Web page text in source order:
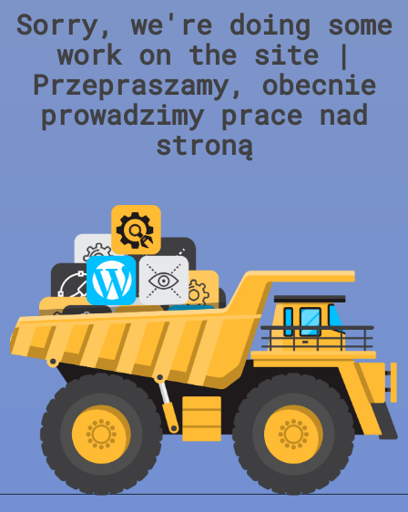
Sorry, we're doing some
work on the site |
Przepraszamy, obecnie
prowadzimy prace nad
stroną